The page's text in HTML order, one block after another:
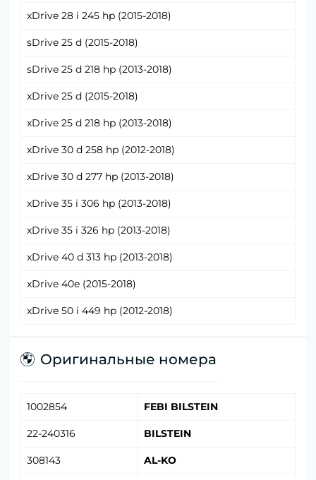
xDrive 28 i 245 hp (2015-2018)
sDrive 25 d (2015-2018)
sDrive 25 d 218 hp (2013-2018)
xDrive 25 d (2015-2018)
xDrive 25 d 218 hp (2013-2018)
xDrive 30 d 258 hp (2012-2018)
xDrive 30 d 277 hp (2013-2018)
xDrive 35 i 306 hp (2013-2018)
xDrive 35 i 326 hp (2013-2018)
xDrive 40 d 313 hp (2013-2018)
xDrive 40e (2015-2018)
xDrive 50 i 449 hp (2012-2018)
Оригинальные номера
1002854 FEBI BILSTEIN
22-240316 BILSTEIN
308143 AL-KO